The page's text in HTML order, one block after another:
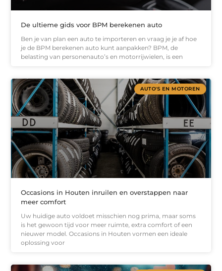
De ultieme gids voor BPM berekenen auto
Ben je van plan een auto te importeren en vraag je je af hoe
je de BPM berekenen auto kunt aanpakken? BPM, de
belasting van personenauto’s en motorrijwielen, is een
AUTO'S EN MOTOREN
Occasions in Houten inruilen en overstappen naar
meer comfort
Uw huidige auto voldoet misschien nog prima, maar soms
is het gewoon tijd voor meer ruimte, extra comfort of een
nieuwer model. Occasions in Houten vormen een ideale
oplossing voor